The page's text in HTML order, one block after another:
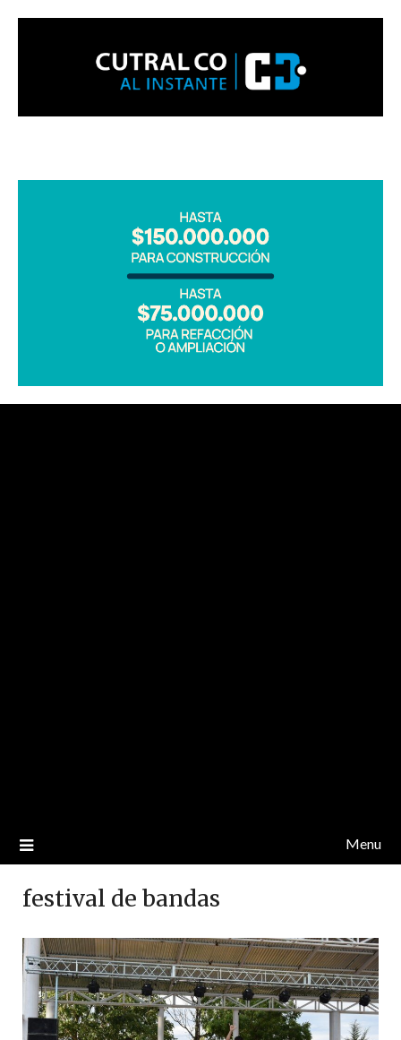
Menu
festival de bandas